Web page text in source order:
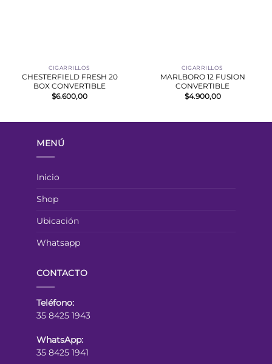
CIGARRILLOS
CHESTERFIELD FRESH 20
BOX CONVERTIBLE
$6.600,00
CIGARRILLOS
MARLBORO 12 FUSION
CONVERTIBLE
$4.900,00
MENÚ
Inicio
Shop
Ubicación
Whatsapp
CONTACTO
Teléfono:
35 8425 1943
WhatsApp:
35 8425 1941